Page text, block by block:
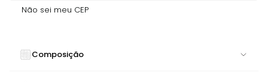
Não sei meu CEP
Composição